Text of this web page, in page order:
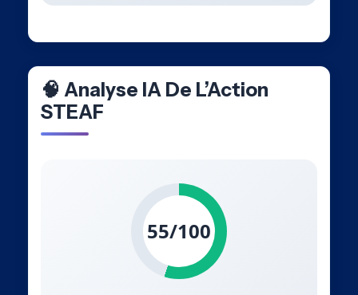
🧠 Analyse IA De L’Action
STEAF
55/100